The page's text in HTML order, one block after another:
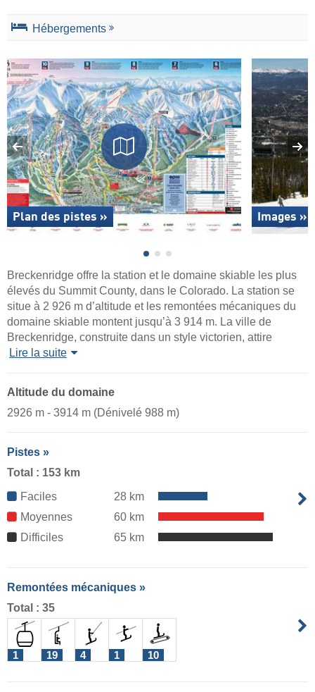
Hébergements
Plan des pistes » Images »
Breckenridge offre la station et le domaine skiable les plus
élevés du Summit County, dans le Colorado. La station se
situe à 2 926 m d’altitude et les remontées mécaniques du
domaine skiable montent jusqu’à 3 914 m. La ville de
Breckenridge, construite dans un style victorien, attire
Lire la suite
Altitude du domaine
2926 m - 3914 m (Dénivelé 988 m)
Pistes »
Total : 153 km
Faciles
28 km
Moyennes
60 km
Difficiles
65 km
Remontées mécaniques »
Total : 35
1 19 4 1 10